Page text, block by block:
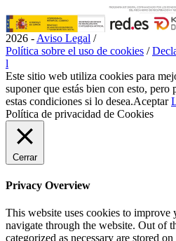
2026 - Aviso Legal /
Política sobre el uso de cookies /
l
Este sitio web utiliza cookies para
suponer que estás bien con esto, pero
estas condiciones si lo desea.Aceptar
Política de privacidad de Cookies
Cerrar
Privacy Overview
This website uses cookies to
navigate through the website. Out of
categorized as necessary are stored